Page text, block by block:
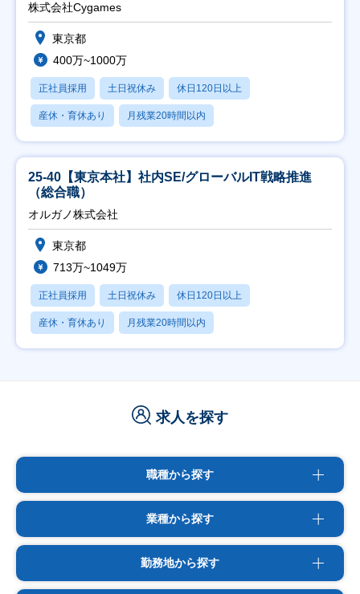
株式会社Cygames
東京都
400万~1000万
正社員採用 土日祝休み 休日120日以上
産休・育休あり 月残業20時間以内
25-40【東京本社】社内SE/グローバルIT戦略推進
（総合職）
オルガノ株式会社
東京都
713万~1049万
正社員採用 土日祝休み 休日120日以上
産休・育休あり 月残業20時間以内
求人を探す
職種から探す
業種から探す
勤務地から探す